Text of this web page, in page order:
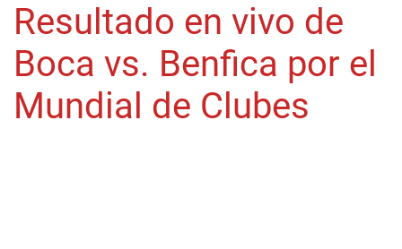
Resultado en vivo de
Boca vs. Benfica por el
Mundial de Clubes